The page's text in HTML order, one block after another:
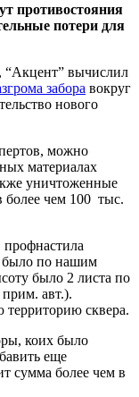
противостояния
потери для
“Акцент” вычислил
забора вокруг
нового
можно
материалах
уничтоженные
чем 100 тыс.
профнастила
было по нашим
было 2 листа по
прим. авт.).
сквера.
коих было
еще
сумма более чем в